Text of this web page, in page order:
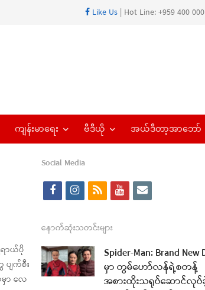
Like Us | Hot Line: +959 400
ကျန်းမာရေး ဗီဒီယို အယ်ဒီတာ့အာဘော်
ာယ်ပို
ပျက်စီး
ာ လေ
Social Media
f
c
e
b
i
s
t
a
r
s
y
t
u
b
e
i
l
နောက်ဆုံးသတင်းများ
Spider-Man: Brand New
မှာ တွမ်ဟော်လန်ရဲ့စတန့်
အစားထိုးသရုပ်ဆောင်လု